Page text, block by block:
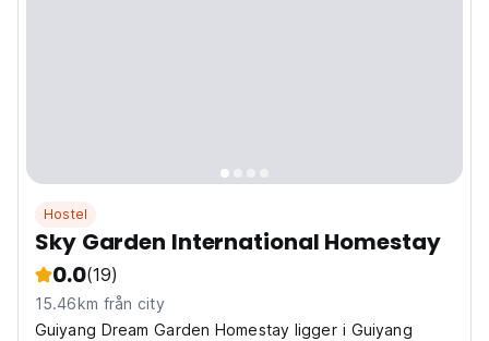
Hostel
Sky Garden International Homestay
0.0(19)
15.46km från city
Guiyang Dream Garden Homestay ligger i Guiyang